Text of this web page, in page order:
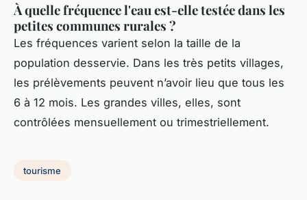
À quelle fréquence l'eau est-elle testée dans les
petites communes rurales ?
Les fréquences varient selon la taille de la
population desservie. Dans les très petits villages,
les prélèvements peuvent n’avoir lieu que tous les
6 à 12 mois. Les grandes villes, elles, sont
contrôlées mensuellement ou trimestriellement.
tourisme